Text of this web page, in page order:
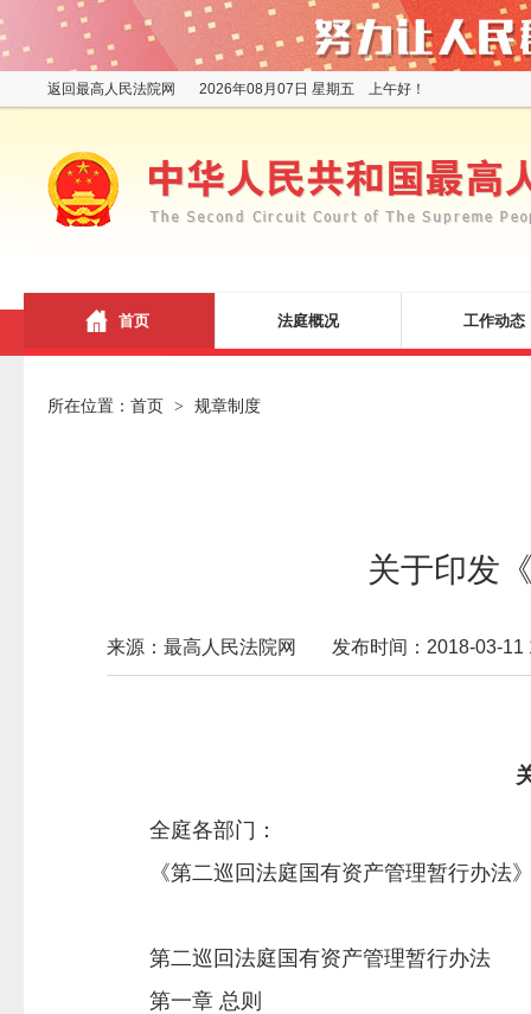
返回最高人民法院网 2026年08月07日 星期五 上午好！
首页 法庭概况 工作动态
所在位置： 首页 > 规章制度
关于印发
来源：最高人民法院网 发布时间：2018-03-11
全庭各部门：
《第二巡回法庭国有资产管理暂行办法
第二巡回法庭国有资产管理暂行办法
第一章 总则